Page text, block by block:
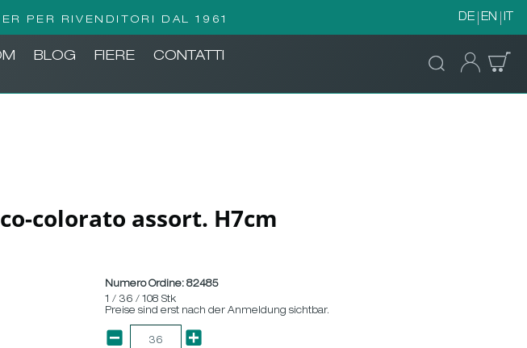
PER RIVENDITORI DAL 1961 DE EN IT
BLOG FIERE CONTATTI
colorato assort. H7cm
Numero Ordine:82485
1 / 36 / 108 Stk
Preise sind erst nach der Anmeldung sichtbar.